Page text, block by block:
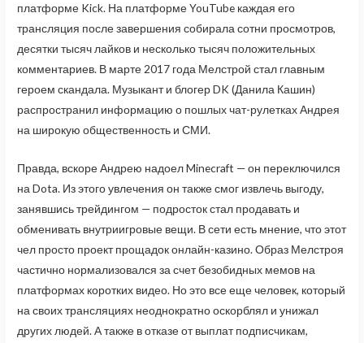
платформе Kick. На платформе YouTube каждая его
трансляция после завершения собирала сотни просмотров,
десятки тысяч лайков и несколько тысяч положительных
комментариев. В марте 2017 года Мелстрой стал главным
героем скандала. Музыкант и блогер DK (Данила Кашин)
распространил информацию о пошлых чат-рулетках Андрея
на широкую общественность и СМИ.
Правда, вскоре Андрею надоел Minecraft — он переключился
на Dota. Из этого увлечения он также смог извлечь выгоду,
занявшись трейдингом — подросток стал продавать и
обменивать внутриигровые вещи. В сети есть мнение, что этот
чел просто проект прощадок онлайн-казино. Образ Мелстроя
частично нормализовался за счет безобидных мемов на
платформах коротких видео. Но это все еще человек, который
на своих трансляциях неоднократно оскорблял и унижал
других людей. А также в отказе от выплат подписчикам,